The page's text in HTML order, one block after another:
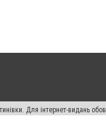
Для інтернет-видань